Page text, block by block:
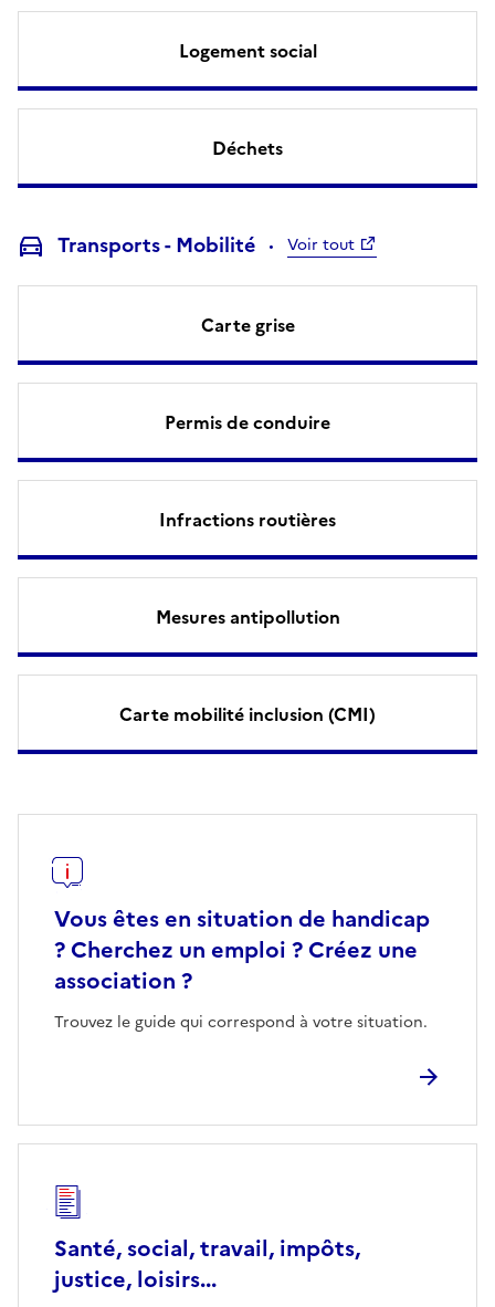
Logement social
Déchets
Transports - Mobilité Voir tout
Carte grise
Permis de conduire
Infractions routières
Mesures antipollution
Carte mobilité inclusion (CMI)
Vous êtes en situation de handicap
? Cherchez un emploi ? Créez une
association ?
Trouvez le guide qui correspond à votre situation.
Santé, social, travail, impôts,
justice, loisirs...